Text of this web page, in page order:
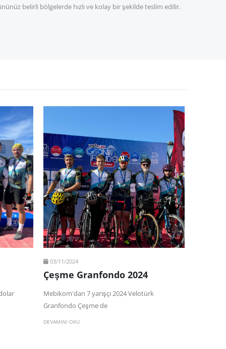
belirli bölgelerde hızlı ve kolay bir şekilde teslim edilir.
03/11/2024
Çeşme Granfondo 2024
Mebikom'dan 7 yarışçı 2024 Velotürk
Granfondo Çeşme de
DEVAMINI OKU